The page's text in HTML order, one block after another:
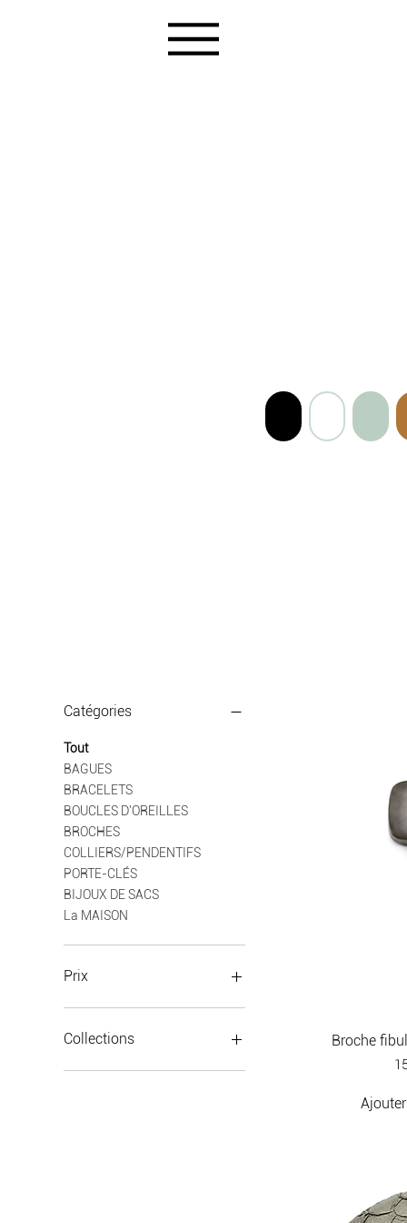
Catégories
Tout
BAGUES
BRACELETS
BOUCLES D'OREILLES
BROCHES
COLLIERS/PENDENTIFS
PORTE-CLÉS
BIJOUX DE SACS
La MAISON
Prix
0 €
Collections
Collec' ROCK ME BABY
Broche